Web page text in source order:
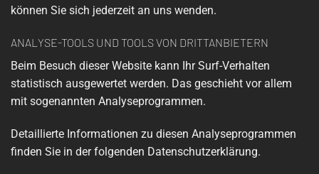
können Sie sich jederzeit an uns wenden.
ANALYSE-TOOLS UND TOOLS VON DRITT­ANBIETERN
Beim Besuch dieser Website kann Ihr Surf-Verhalten
statistisch ausgewertet werden. Das geschieht vor allem
mit sogenannten Analyseprogrammen.
Detaillierte Informationen zu diesen Analyseprogrammen
finden Sie in der folgenden Datenschutzerklärung.